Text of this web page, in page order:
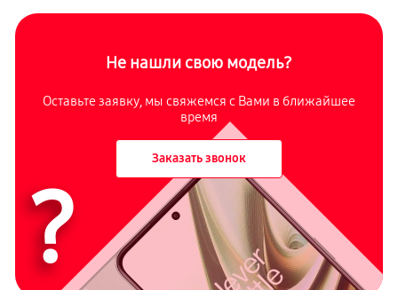
Не нашли свою модель?
Оставьте заявку, мы свяжемся с Вами в ближайшее
время
Заказать звонок
?